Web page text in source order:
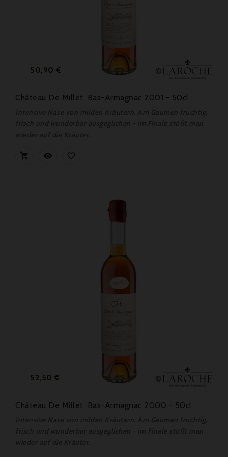
Preis
50,90 €
Château De Millet, Bas-Armagnac 2001 - 50cl
  
Preis
52,50 €
Château De Millet, Bas-Armagnac 2000 - 50cl